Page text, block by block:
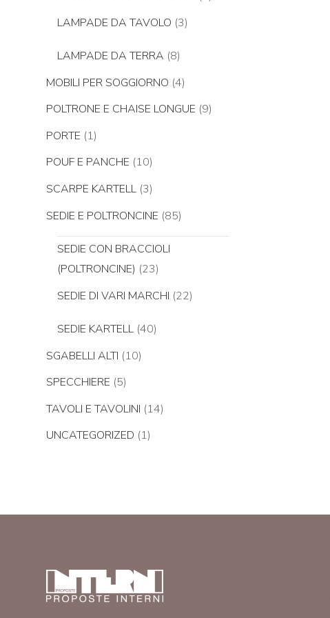
LAMPADE DA TAVOLO (3)
LAMPADE DA TERRA (8)
MOBILI PER SOGGIORNO (4)
POLTRONE E CHAISE LONGUE (9)
PORTE (1)
POUF E PANCHE (10)
SCARPE KARTELL (3)
SEDIE E POLTRONCINE (85)
SEDIE CON BRACCIOLI
(POLTRONCINE) (23)
SEDIE DI VARI MARCHI (22)
SEDIE KARTELL (40)
SGABELLI ALTI (10)
SPECCHIERE (5)
TAVOLI E TAVOLINI (14)
UNCATEGORIZED (1)